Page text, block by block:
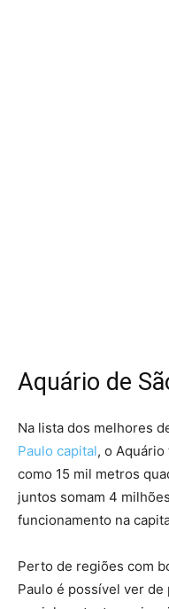
Aquário de
Na lista dos melhores
Paulo capital, o
como 15 mil metros
juntos somam 4
funcionamento na
Perto de regiões com
Paulo é possível ver